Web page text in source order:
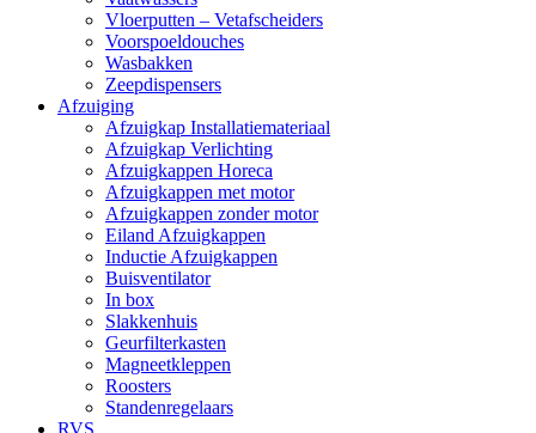
Vloerputten – Vetafscheiders
Voorspoeldouches
Wasbakken
Zeepdispensers
Afzuiging
Afzuigkap Installatiemateriaal
Afzuigkap Verlichting
Afzuigkappen Horeca
Afzuigkappen met motor
Afzuigkappen zonder motor
Eiland Afzuigkappen
Inductie Afzuigkappen
Buisventilator
In box
Slakkenhuis
Geurfilterkasten
Magneetkleppen
Roosters
Standenregelaars